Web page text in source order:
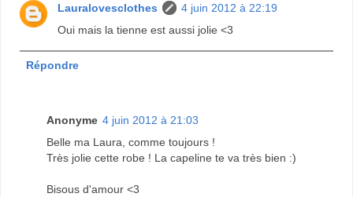
Lauralovesclothes
4 juin 2012 à 22:19
Oui mais la tienne est aussi jolie <3
Répondre
Anonyme 4 juin 2012 à 21:03
Belle ma Laura, comme toujours !
Très jolie cette robe ! La capeline te va très bien :)
Bisous d'amour <3